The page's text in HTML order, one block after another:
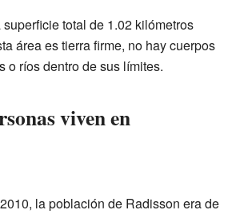
total de 1.02 kilómetros
área es tierra firme, no hay cuerpos
o ríos dentro de sus límites.
viven en
la población de Radisson era de